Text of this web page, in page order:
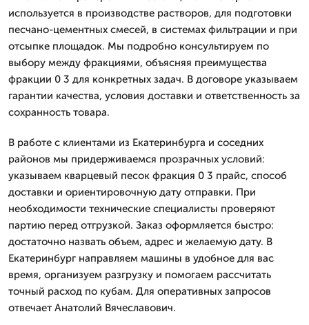
используется в производстве растворов, для подготовки
песчано-цементных смесей, в системах фильтрации и при
отсыпке площадок. Мы подробно консультируем по
выбору между фракциями, объясняя преимущества
фракции 0 3 для конкретных задач. В договоре указываем
гарантии качества, условия доставки и ответственность за
сохранность товара.
В работе с клиентами из Екатеринбурга и соседних
районов мы придерживаемся прозрачных условий:
указываем кварцевый песок фракция 0 3 прайс, способ
доставки и ориентировочную дату отправки. При
необходимости технические специалисты проверяют
партию перед отгрузкой. Заказ оформляется быстро:
достаточно назвать объем, адрес и желаемую дату. В
Екатеринбург направляем машины в удобное для вас
время, организуем разгрузку и помогаем рассчитать
точный расход по кубам. Для оперативных запросов
отвечает Анатолий Вячеславович.